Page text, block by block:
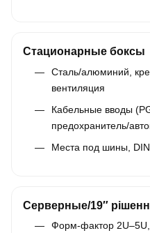
Стационарные боксы
Сталь/алюминий,
вентиляция
Кабельные вводы
предохранитель/
Места под шины,
Серверные/19″
Форм-фактор